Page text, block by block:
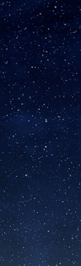
Offres
spéciales